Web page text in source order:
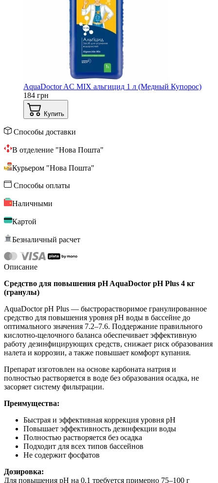
AquaDoctor AС MIX альгицид 1 л (Медный Купорос)
184 грн
Купить
Способы доставки
В отделение "Нова Пошта"
Курьером "Нова Пошта"
Способы оплаты
Наличными
Картой
Безналичный расчет
Описание
Средство для повышения pH AquaDoctor pH Plus 4 кг
(гранулы)
AquaDoctor pH Plus — быстрорастворимое гранулированное
средство для повышения уровня pH воды в бассейне до
оптимального значения 7.2–7.6. Поддержание правильного
кислотно-щелочного баланса обеспечивает эффективную
работу дезинфицирующих средств, снижает риск образования
налета и коррозии, а также повышает комфорт купания.
Препарат изготовлен на основе карбоната натрия и
полностью растворяется в воде без образования осадка, не
засоряет систему фильтрации.
Преимущества:
Быстрая и эффективная коррекция уровня pH
Повышает эффективность дезинфекции воды
Полностью растворяется без осадка
Подходит для всех типов бассейнов
Не содержит фосфатов
Дозировка:
Для повышения pH на 0.1 требуется примерно 75–100 г